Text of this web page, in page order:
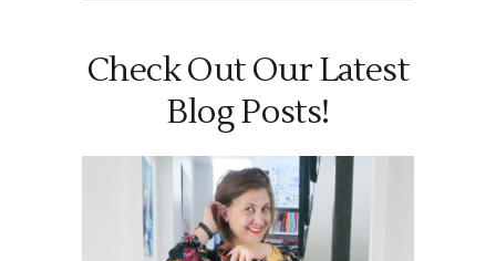
Check Out Our Latest
Blog Posts!